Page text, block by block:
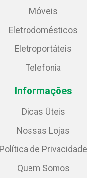
Móveis
Eletrodomésticos
Eletroportáteis
Telefonia
Informações
Dicas Úteis
Nossas Lojas
Política de Privacidade
Quem Somos